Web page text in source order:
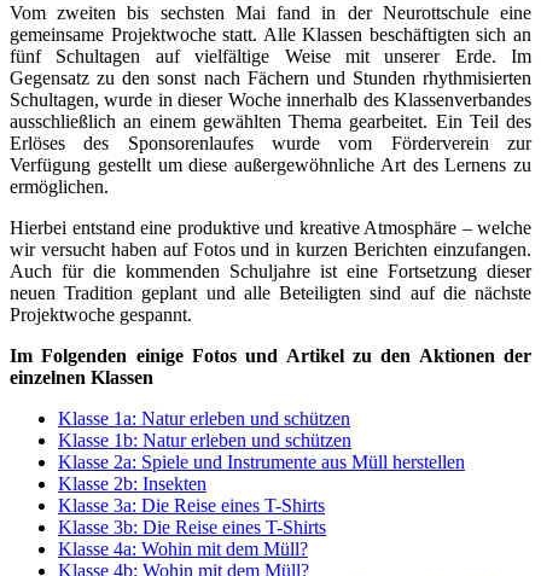
Vom zweiten bis sechsten Mai fand in der Neurottschule eine
gemeinsame Projektwoche statt. Alle Klassen beschäftigten sich an
fünf Schultagen auf vielfältige Weise mit unserer Erde. Im
Gegensatz zu den sonst nach Fächern und Stunden rhythmisierten
Schultagen, wurde in dieser Woche innerhalb des Klassenverbandes
ausschließlich an einem gewählten Thema gearbeitet. Ein Teil des
Erlöses des Sponsorenlaufes wurde vom Förderverein zur
Verfügung gestellt um diese außergewöhnliche Art des Lernens zu
ermöglichen.
Hierbei entstand eine produktive und kreative Atmosphäre – welche
wir versucht haben auf Fotos und in kurzen Berichten einzufangen.
Auch für die kommenden Schuljahre ist eine Fortsetzung dieser
neuen Tradition geplant und alle Beteiligten sind auf die nächste
Projektwoche gespannt.
Im Folgenden einige Fotos und Artikel zu den Aktionen der
einzelnen Klassen
Klasse 1a: Natur erleben und schützen
Klasse 1b: Natur erleben und schützen
Klasse 2a: Spiele und Instrumente aus Müll herstellen
Klasse 2b: Insekten
Klasse 3a: Die Reise eines T-Shirts
Klasse 3b: Die Reise eines T-Shirts
Klasse 4a: Wohin mit dem Müll?
Klasse 4b: Wohin mit dem Müll?